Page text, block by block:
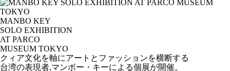
MANBO KEY
SOLO EXHIBITION
AT PARCO
MUSEUM TOKYO
クィア文化を軸にアートとファッションを横断する
台湾の表現者,マンボー・キーによる個展が開催。